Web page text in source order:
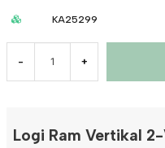
KA25299
- +
Logi Ram Vertikal